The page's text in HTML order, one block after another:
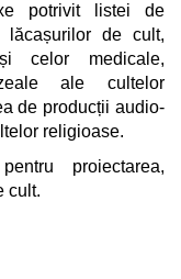
potrivit listei de
lăcașurilor de cult,
celor medicale,
ale cultelor
de producții audio-
religioase.
proiectarea,
cult.